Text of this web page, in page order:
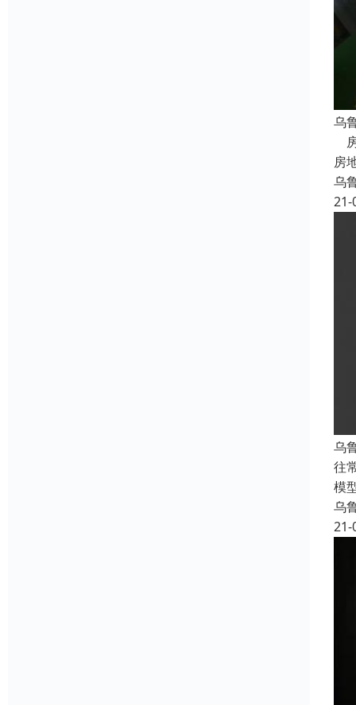
乌
房
乌
21-
乌
往
模
乌
21-